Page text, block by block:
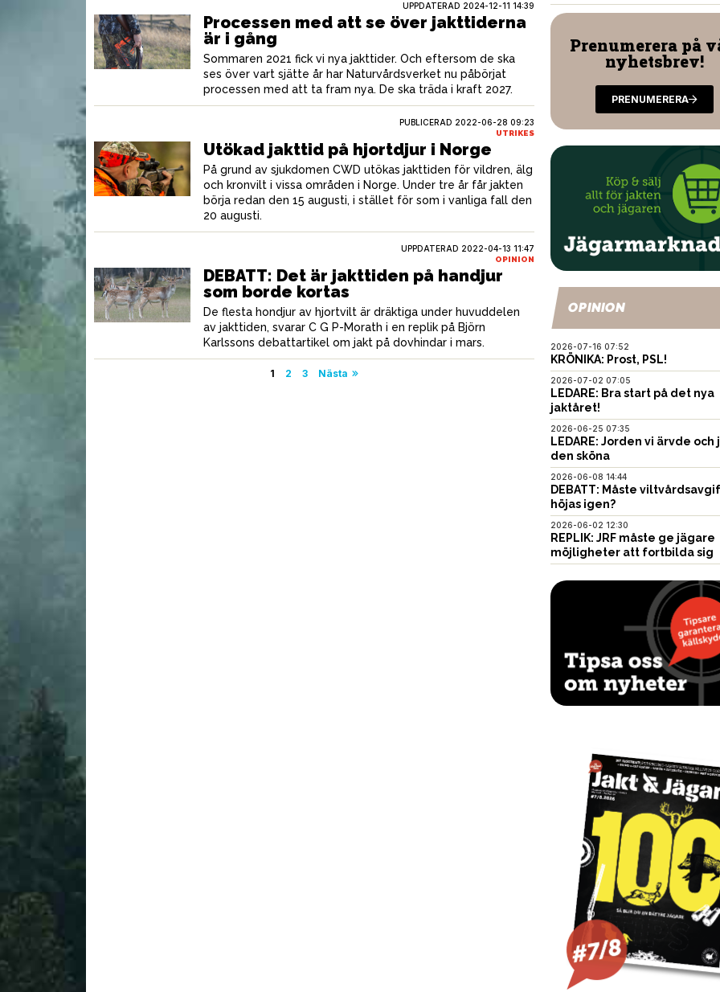
UPPDATERAD 2024-12-11 14:39
Processen med att se över jakttiderna
är i gång
Sommaren 2021 fick vi nya jakttider. Och eftersom de ska
ses över vart sjätte år har Naturvårdsverket nu påbörjat
processen med att ta fram nya. De ska träda i kraft 2027.
PUBLICERAD 2022-06-28 09:23
UTRIKES
Utökad jakttid på hjortdjur i Norge
På grund av sjukdomen CWD utökas jakttiden för vildren, älg
och kronvilt i vissa områden i Norge. Under tre år får jakten
börja redan den 15 augusti, i stället för som i vanliga fall den
20 augusti.
UPPDATERAD 2022-04-13 11:47
OPINION
DEBATT: Det är jakttiden på handjur
som borde kortas
De flesta hondjur av hjortvilt är dräktiga under huvuddelen
av jakttiden, svarar C G P-Morath i en replik på Björn
Karlssons debattartikel om jakt på dovhindar i mars.
1 2 3 Nästa
Prenumerera på
nyhetsbrev!
PRENUMERERA
OPINION
2026-07-16 07:52
KRÖNIKA: Prost, PSL!
2026-07-02 07:05
LEDARE: Bra start på det nya
jaktåret!
2026-06-25 07:35
LEDARE: Jorden vi ärvde och
den sköna
2026-06-08 14:44
DEBATT: Måste
höjas igen?
2026-06-02 12:30
REPLIK: JRF måste ge jägare
möjligheter att fortbilda sig